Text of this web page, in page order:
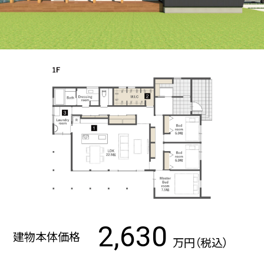
建物本体価格 2,630 万円（税込）